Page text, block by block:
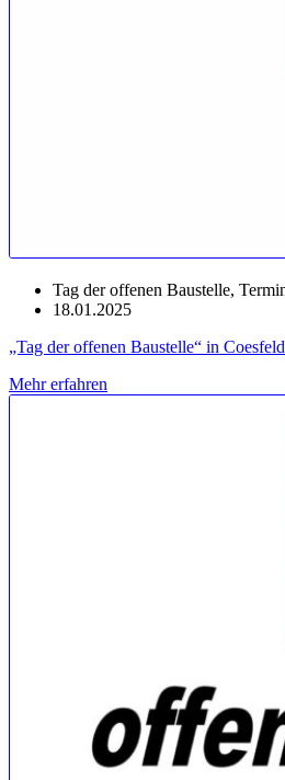
Tag der offenen Baustelle,
18.01.2025
„Tag der offenen Baustelle“ in
Mehr erfahren